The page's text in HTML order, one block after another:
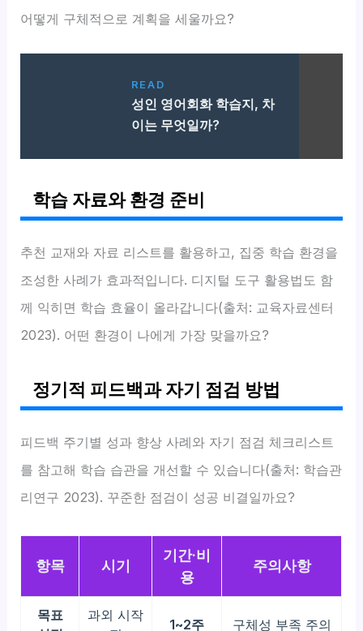
어떻게 구체적으로 계획을 세울까요?
READ
성인 영어회화 학습지, 차
이는 무엇일까?
학습 자료와 환경 준비
추천 교재와 자료 리스트를 활용하고, 집중 학습 환경을
조성한 사례가 효과적입니다. 디지털 도구 활용법도 함
께 익히면 학습 효율이 올라갑니다(출처: 교육자료센터
2023). 어떤 환경이 나에게 가장 맞을까요?
정기적 피드백과 자기 점검 방법
피드백 주기별 성과 향상 사례와 자기 점검 체크리스트
를 참고해 학습 습관을 개선할 수 있습니다(출처: 학습관
리연구 2023). 꾸준한 점검이 성공 비결일까요?
항목 시기
기간·비
용
주의사항
목표
과외 시작
1~2주 구체성 부족 주의